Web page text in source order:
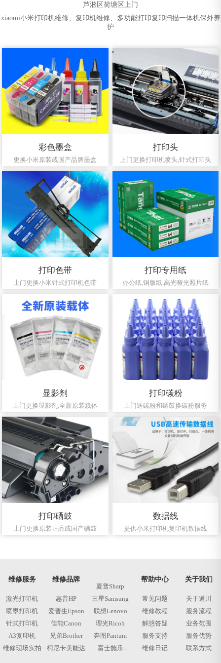
芦淞区荷塘区上门
xiaomi小米打印机维修、复印机维修、多功能打印复印扫描一体机保外养
护
彩色墨盒
更换小米原装或国产品牌墨盒
打印头
上门更换打印机喷头,针式打印头
打印色带
上门更换小米针式打印机色带
打印专用纸
办公纸,铜版纸,高光哑光照片纸
显影剂
上门更换显影剂,全新原装载体
打印碳粉
上门送碳粉和硒鼓换碳粉服务
打印硒鼓
上门更换原装正品或国产硒鼓
数据线
提供小米打印机复印机数据线
维修服务
激光打印机
喷墨打印机
针式打印机
A3复印机
维修现场实拍
维修品牌
惠普HP
爱普生Epson
佳能Canon
兄弟Brother
柯尼卡美能达
夏普Sharp
三星Samsung
联想Lenovo
理光Ricoh
奔图Pantum
富士施乐
帮助中心
常见问题
维修教程
解惑答疑
服务支持
维修日记
关于我们
关于道川
服务流程
业务范围
服务优势
联系方式